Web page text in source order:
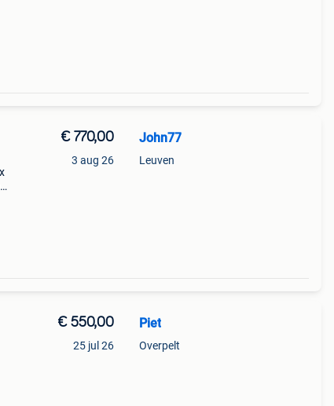
€ 770,00
3 aug 26
John77
Leuven
€ 550,00
25 jul 26
Piet
Overpelt